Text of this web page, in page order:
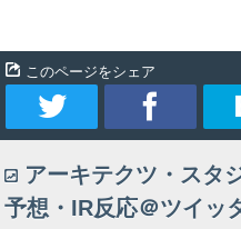
このページをシェア
イ
ェ
アーキテクツ・スタ
予想・IR反応＠ツイッ